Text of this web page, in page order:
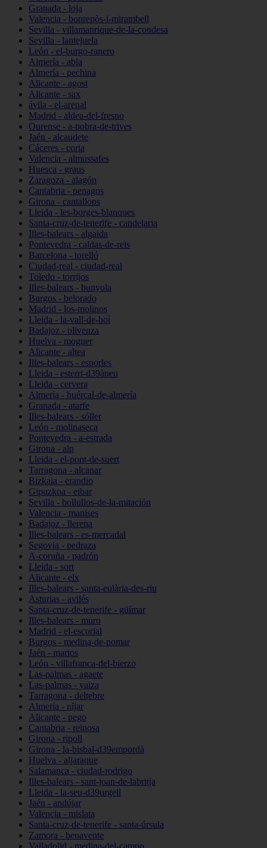
Granada - loja
Valencia - bonrepòs-i-mirambell
Sevilla - villamanrique-de-la-condesa
Sevilla - lantejuela
León - el-burgo-ranero
Almería - abla
Almería - pechina
Alicante - agost
Alicante - sax
ávila - el-arenal
Madrid - aldea-del-fresno
Ourense - a-pobra-de-trives
Jaén - alcaudete
Cáceres - coria
Valencia - almussafes
Huesca - graus
Zaragoza - alagón
Cantabria - penagos
Girona - cantallops
Lleida - les-borges-blanques
Santa-cruz-de-tenerife - candelaria
Illes-balears - algaida
Pontevedra - caldas-de-reis
Barcelona - torelló
Ciudad-real - ciudad-real
Toledo - torrijos
Illes-balears - bunyola
Burgos - belorado
Madrid - los-molinos
Lleida - la-vall-de-boí
Badajoz - olivenza
Huelva - moguer
Alicante - altea
Illes-balears - esporles
Lleida - esterri-d39àneu
Lleida - cervera
Almería - huércal-de-almería
Granada - atarfe
Illes-balears - sóller
León - molinaseca
Pontevedra - a-estrada
Girona - alp
Lleida - el-pont-de-suert
Tarragona - alcanar
Bizkaia - erandio
Gipuzkoa - eibar
Sevilla - bollullos-de-la-mitación
Valencia - manises
Badajoz - llerena
Illes-balears - es-mercadal
Segovia - pedraza
A-coruña - padrón
Lleida - sort
Alicante - elx
Illes-balears - santa-eulària-des-riu
Asturias - avilés
Santa-cruz-de-tenerife - güímar
Illes-balears - muro
Madrid - el-escorial
Burgos - medina-de-pomar
Jaén - martos
León - villafranca-del-bierzo
Las-palmas - agaete
Las-palmas - yaiza
Tarragona - deltebre
Almería - níjar
Alicante - pego
Cantabria - reinosa
Girona - ripoll
Girona - la-bisbal-d39empordà
Huelva - aljaraque
Salamanca - ciudad-rodrigo
Illes-balears - sant-joan-de-labritja
Lleida - la-seu-d39urgell
Jaén - andújar
Valencia - mislata
Santa-cruz-de-tenerife - santa-úrsula
Zamora - benavente
Valladolid - medina-del-campo